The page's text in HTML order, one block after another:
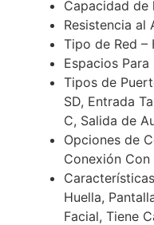
Capacidad
Resistencia al
Tipo de Red –
Espacios Para
Tipos de
SD, Entrada
C, Salida de
Opciones de
Conexión Con
Huella,
Facial, Tiene